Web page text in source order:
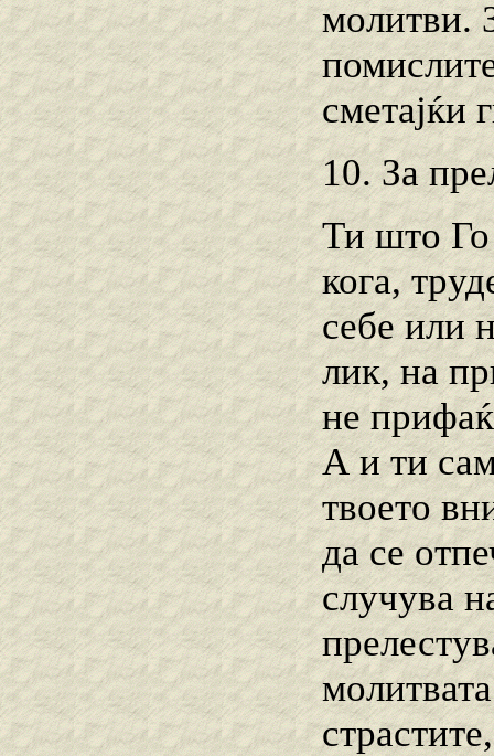
молитви.
сметајќи
10. За
Ти што
кога,
себе или
лик, на
не
А и ти
твоето
да се
случува